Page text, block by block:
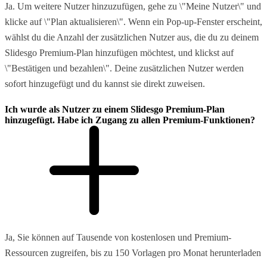
Ja. Um weitere Nutzer hinzuzufügen, gehe zu \"Meine Nutzer\" und
klicke auf \"Plan aktualisieren\". Wenn ein Pop-up-Fenster erscheint,
wählst du die Anzahl der zusätzlichen Nutzer aus, die du zu deinem
Slidesgo Premium-Plan hinzufügen möchtest, und klickst auf
\"Bestätigen und bezahlen\". Deine zusätzlichen Nutzer werden
sofort hinzugefügt und du kannst sie direkt zuweisen.
Ich wurde als Nutzer zu einem Slidesgo Premium-Plan
hinzugefügt. Habe ich Zugang zu allen Premium-Funktionen?
Ja, Sie können auf Tausende von kostenlosen und Premium-
Ressourcen zugreifen, bis zu 150 Vorlagen pro Monat herunterladen